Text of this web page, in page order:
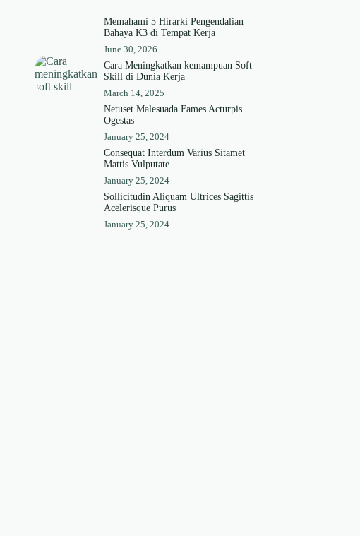
Memahami 5 Hirarki Pengendalian
Bahaya K3 di Tempat Kerja
June 30, 2026
Cara Meningkatkan kemampuan Soft
Skill di Dunia Kerja
March 14, 2025
Netuset Malesuada Fames Acturpis
Ogestas
January 25, 2024
Consequat Interdum Varius Sitamet
Mattis Vulputate
January 25, 2024
Sollicitudin Aliquam Ultrices Sagittis
Acelerisque Purus
January 25, 2024